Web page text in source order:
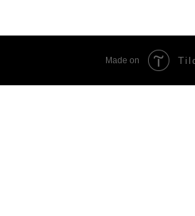
Made on